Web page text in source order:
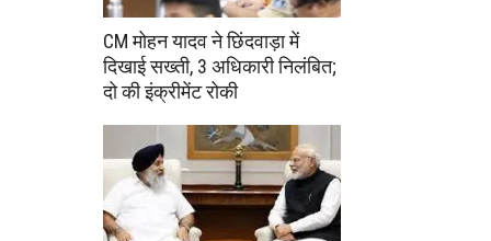
CM मोहन यादव ने छिंदवाड़ा में
दिखाई सख्ती, 3 अधिकारी निलंबित;
दो की इंक्रीमेंट रोकी